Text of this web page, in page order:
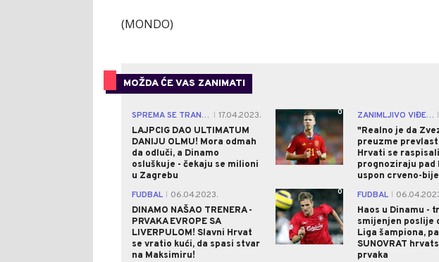
(MONDO)
MOŽDA ĆE VAS ZANIMATI
SPREMA SE TRANSFER
17.04.2023.
LAJPCIG DAO ULTIMATUM
DANIJU OLMU! Mora odmah
da odluči, a Dinamo
osluškuje - čekaju se milioni
u Zagrebu
0 ZANIMLJIVO VIĐENJE
"Realno je da
preuzme
Hrvati se
prognoziraju pad
uspon crveno-
FUDBAL
06.04.2023.
DINAMO NAŠAO TRENERA -
PRVAKA EVROPE SA
LIVERPULOM! Slavni Hrvat
se vratio kući, da spasi stvar
na Maksimiru!
0 FUDBAL
Haos u Dinamu -
smijenjen poslije
Liga šampiona,
SUNOVRAT
prvaka